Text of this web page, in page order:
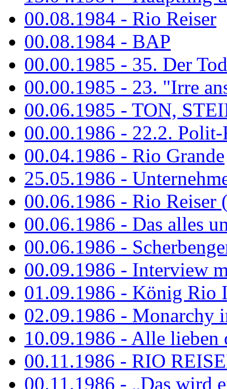
00.08.1984 - Rio Reiser
00.08.1984 - BAP
00.00.1985 - 35. Der
00.00.1985 - 23. "Irre
00.06.1985 - TON,
00.00.1986 - 22.2.
00.04.1986 - Rio Grande
25.05.1986 -
00.06.1986 - Rio Reiser
00.06.1986 - Das alles
00.06.1986 -
00.09.1986 - Interview
01.09.1986 - König Rio
02.09.1986 - Monarchy
10.09.1986 - Alle lieben
00.11.1986 - RIO
00.11.1986 - „Das wird